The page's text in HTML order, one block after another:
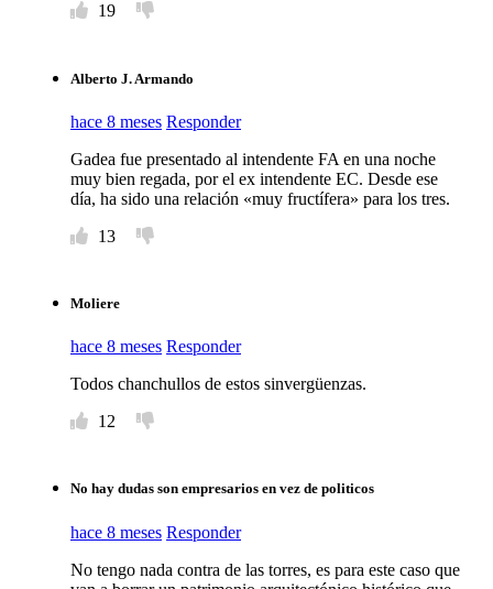
19
Alberto J. Armando
hace 8 meses Responder
Gadea fue presentado al intendente FA en una noche
muy bien regada, por el ex intendente EC. Desde ese
día, ha sido una relación «muy fructífera» para los tres.
13
Moliere
hace 8 meses Responder
Todos chanchullos de estos sinvergüenzas.
12
No hay dudas son empresarios en vez de politicos
hace 8 meses Responder
No tengo nada contra de las torres, es para este caso que